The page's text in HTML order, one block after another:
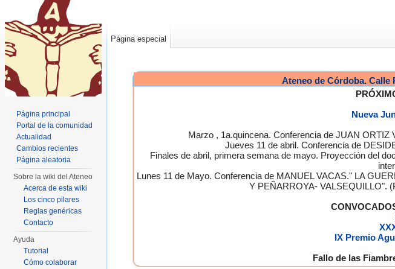
Ateneo de Córdoba. Calle
Nueva
Marzo , 1a.quincena. Conferencia de JUAN
Jueves 11 de abril. Conferencia de
Finales de abril, primera semana de mayo. Proyección del
Lunes 11 de Mayo. Conferencia de MANUEL VACAS." LA
Y PEÑARROYA- VALSEQUILLO".
IX Premio
Fallo de las
Página especial
Página principal
Portal de la comunidad
Actualidad
Cambios recientes
Página aleatoria
Sobre la wiki del Ateneo
Acerca de esta wiki
Los cinco pilares
Reglas genéricas
Contacto
Ayuda
Tutorial
Cómo colaborar